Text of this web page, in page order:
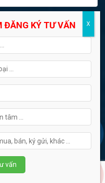
ĐĂNG KÝ TƯ VẤN